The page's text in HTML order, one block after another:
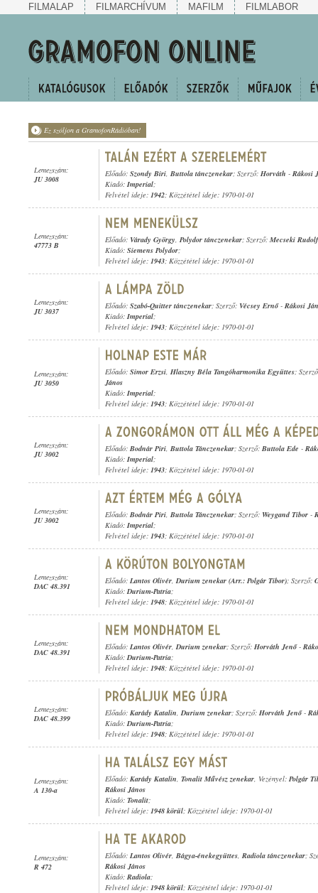
FILMALAP FILMARCHÍVUM MAFILM FILMLABOR
Ez szóljon a GramofonRádióban!
Lemezszám:
JU 3008
Előadó: Szondy Biri, Buttola tánczenekar; Szerző: Horváth - Rákosi
Kiadó: Imperial;
Felvétel ideje: 1942; Közzététel ideje: 1970-01-01
Lemezszám:
47773 B
Előadó: Várady György, Polydor tánczenekar; Szerző: Mecseki Rudolf
Kiadó: Siemens Polydor;
Felvétel ideje: 1943; Közzététel ideje: 1970-01-01
Lemezszám:
JU 3037
Előadó: Szabó-Quitter tánczenekar; Szerző: Vécsey Ernő- Rákosi
Kiadó: Imperial;
Felvétel ideje: 1943; Közzététel ideje: 1970-01-01
Lemezszám:
JU 3050
Előadó: Simor Erzsi, Hlaszny Béla Tangóharmonika Együttes;
János
Kiadó: Imperial;
Felvétel ideje: 1943; Közzététel ideje: 1970-01-01
Lemezszám:
JU 3002
Előadó: Bodnár Piri, Buttola Tánczenekar; Szerző: Buttola Ede -
Kiadó: Imperial;
Felvétel ideje: 1943; Közzététel ideje: 1970-01-01
Lemezszám:
JU 3002
Előadó: Bodnár Piri, Buttola Tánczenekar; Szerző: Weygand Tibor -
Kiadó: Imperial;
Felvétel ideje: 1943; Közzététel ideje: 1970-01-01
Lemezszám:
DAC 48.391
Előadó: Lantos Olivér,Durium zenekar (Arr.: Polgár Tibor); Szerző:
Kiadó:Durium-Patria;
Felvétel ideje: 1948; Közzététel ideje: 1970-01-01
Lemezszám:
DAC 48.391
Előadó: Lantos Olivér,Durium zenekar; Szerző: Horváth Jenő-
Kiadó:Durium-Patria;
Felvétel ideje: 1948; Közzététel ideje: 1970-01-01
Lemezszám:
DAC 48.399
Előadó: Karády Katalin,Durium zenekar; Szerző: Horváth Jenő-
Kiadó:Durium-Patria;
Felvétel ideje: 1948; Közzététel ideje: 1970-01-01
Lemezszám:
A 130-a
Előadó: Karády Katalin, Tonalit Művész zenekar, Vezényel: Polgár
Rákosi János
Kiadó: Tonalit;
Felvétel ideje: 1948 körül; Közzététel ideje: 1970-01-01
Lemezszám:
R 472
Előadó: Lantos Olivér, Bágya-énekegyüttes, Radiola tánczenekar;
Rákosi János
Kiadó: Radiola;
Felvétel ideje: 1948 körül; Közzététel ideje: 1970-01-01